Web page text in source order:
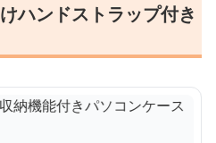
ハンドストラップ付き